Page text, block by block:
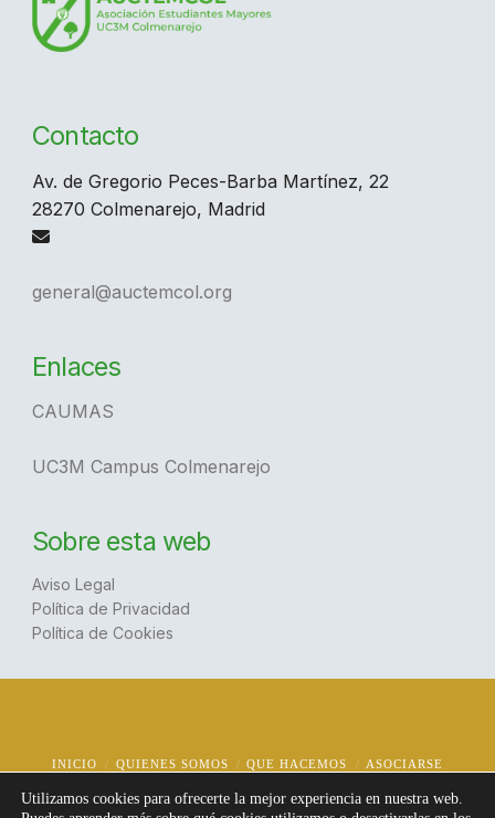
Contacto
Av. de Gregorio Peces-Barba Martínez, 22
28270 Colmenarejo, Madrid
general@auctemcol.org
Enlaces
CAUMAS
UC3M Campus Colmenarejo
Sobre esta web
Aviso Legal
Política de Privacidad
Política de Cookies
INICIO QUIENES SOMOS QUE HACEMOS
ASOCIARSE
Utilizamos cookies para ofrecerte la mejor experiencia en nuestra web.